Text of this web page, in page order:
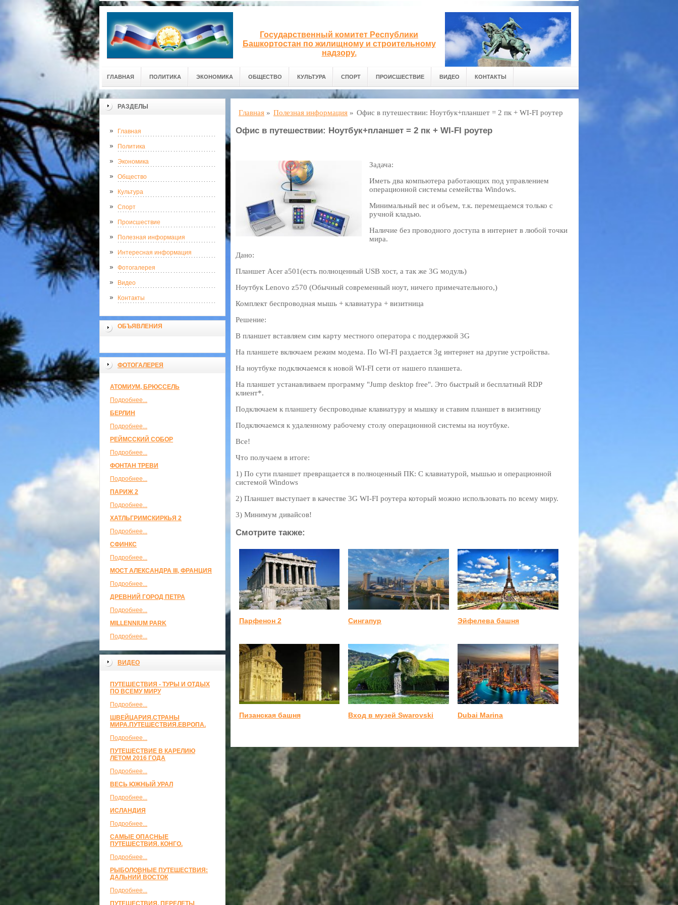
Государственный комитет Республики
Башкортостан по жилищному и строительному
надзору.
ГЛАВНАЯ ПОЛИТИКА ЭКОНОМИКА ОБЩЕСТВО КУЛЬТУРА СПОРТ ПРОИСШЕСТВИЕ ВИДЕО КОНТАКТЫ
РАЗДЕЛЫ
Главная
Политика
Экономика
Общество
Культура
Спорт
Происшествие
Полезная информация
Интересная информация
Фотогалерея
Видео
Контакты
ОБЪЯВЛЕНИЯ
ФОТОГАЛЕРЕЯ
АТОМИУМ, БРЮССЕЛЬ
Подробнее...
БЕРЛИН
Подробнее...
РЕЙМССКИЙ СОБОР
Подробнее...
ФОНТАН ТРЕВИ
Подробнее...
ПАРИЖ 2
Подробнее...
ХАТЛЬГРИМСКИРКЬЯ 2
Подробнее...
СФИНКС
Подробнее...
МОСТ АЛЕКСАНДРА III, ФРАНЦИЯ
Подробнее...
ДРЕВНИЙ ГОРОД ПЕТРА
Подробнее...
MILLENNIUM PARK
Подробнее...
ВИДЕО
ПУТЕШЕСТВИЯ - ТУРЫ И ОТДЫХ
ПО ВСЕМУ МИРУ
Подробнее...
ШВЕЙЦАРИЯ.СТРАНЫ
МИРА.ПУТЕШЕСТВИЯ.ЕВРОПА.
Подробнее...
ПУТЕШЕСТВИЕ В КАРЕЛИЮ
ЛЕТОМ 2016 ГОДА
Подробнее...
ВЕСЬ ЮЖНЫЙ УРАЛ
Подробнее...
ИСЛАНДИЯ
Подробнее...
САМЫЕ ОПАСНЫЕ
ПУТЕШЕСТВИЯ. КОНГО.
Подробнее...
РЫБОЛОВНЫЕ ПУТЕШЕСТВИЯ:
ДАЛЬНИЙ ВОСТОК
Подробнее...
ПУТЕШЕСТВИЯ, ПЕРЕЛЕТЫ
Главная » Полезная информация » Офис в путешествии: Ноутбук+планшет = 2 пк + WI-FI роутер
Офис в путешествии: Ноутбук+планшет = 2 пк + WI-FI роутер
Задача:
Иметь два компьютера работающих под управлением
операционной системы семейства Windows.
Минимальный вес и объем, т.к. перемещаемся только с
ручной кладью.
Наличие без проводного доступа в интернет в любой точки
мира.
Дано:
Планшет Acer a501(есть полноценный USB хост, а так же 3G модуль)
Ноутбук Lenovo z570 (Обычный современный ноут, ничего примечательного,)
Комплект беспроводная мышь + клавиатура + визитница
Решение:
В планшет вставляем сим карту местного оператора с поддержкой 3G
На планшете включаем режим модема. По WI-FI раздается 3g интернет на другие устройства.
На ноутбуке подключаемся к новой WI-FI сети от нашего планшета.
На планшет устанавливаем программу "Jump desktop free". Это быстрый и бесплатный RDP
клиент*.
Подключаем к планшету беспроводные клавиатуру и мышку и ставим планшет в визитницу
Подключаемся к удаленному рабочему столу операционной системы на ноутбуке.
Все!
Что получаем в итоге:
1) По сути планшет превращается в полноценный ПК: С клавиатурой, мышью и операционной
системой Windows
2) Планшет выступает в качестве 3G WI-FI роутера который можно использовать по всему миру.
3) Минимум дивайсов!
Смотрите также:
Парфенон 2 Сингапур Эйфелева башня
Пизанская башня Вход в музей Swarovski Dubai Marina